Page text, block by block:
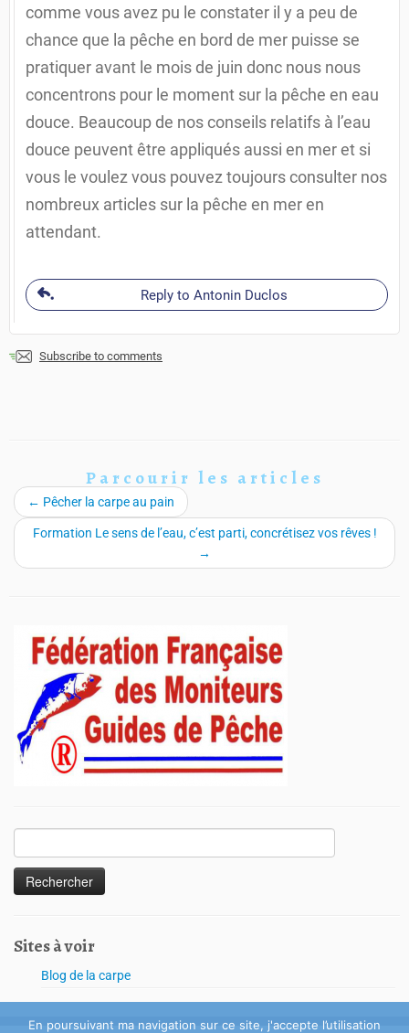
comme vous avez pu le constater il y a peu de
chance que la pêche en bord de mer puisse se
pratiquer avant le mois de juin donc nous nous
concentrons pour le moment sur la pêche en eau
douce. Beaucoup de nos conseils relatifs à l’eau
douce peuvent être appliqués aussi en mer et si
vous le voulez vous pouvez toujours consulter nos
nombreux articles sur la pêche en mer en
attendant.
Reply to Antonin Duclos
Subscribe to comments
Parcourir les articles
← Pêcher la carpe au pain
Formation Le sens de l’eau, c’est parti, concrétisez vos rêves !
→
Sites à voir
Blog de la carpe
En poursuivant ma navigation sur ce site, j'accepte l’utilisation